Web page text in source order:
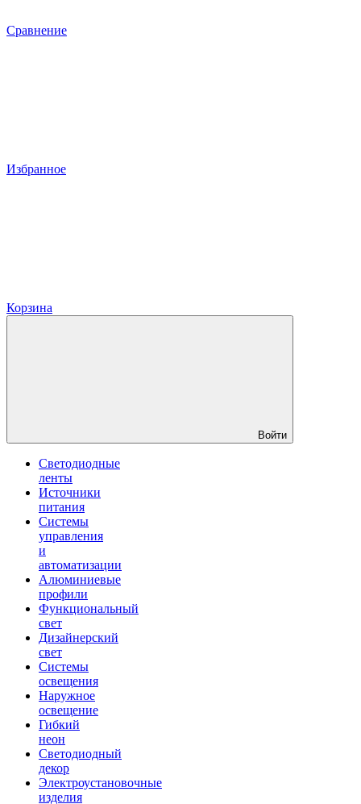
Сравнение
Избранное
Корзина
Войти
Светодиодные
ленты
Источники
питания
Системы
управления
и
автоматизации
Алюминиевые
профили
Функциональный
свет
Дизайнерский
свет
Системы
освещения
Наружное
освещение
Гибкий
неон
Светодиодный
декор
Электроустановочные
изделия